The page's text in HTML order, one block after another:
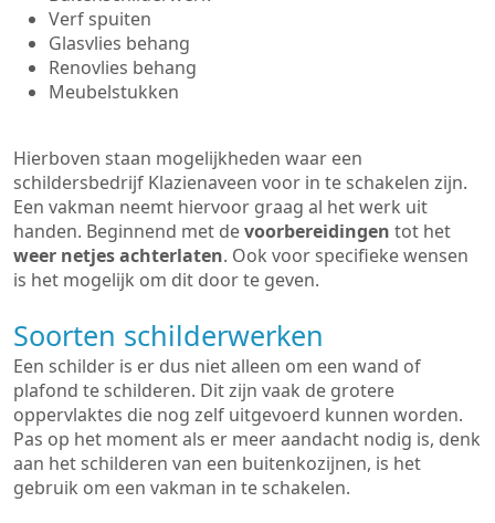
Verf spuiten
Glasvlies behang
Renovlies behang
Meubelstukken
Hierboven staan mogelijkheden waar een
schildersbedrijf Klazienaveen voor in te schakelen zijn.
Een vakman neemt hiervoor graag al het werk uit
handen. Beginnend met devoorbereidingen tot het
weer netjes achterlaten. Ook voor specifieke wensen
is het mogelijk om dit door te geven.
Soorten schilderwerken
Een schilder is er dus niet alleen om een wand of
plafond te schilderen. Dit zijn vaak de grotere
oppervlaktes die nog zelf uitgevoerd kunnen worden.
Pas op het moment als er meer aandacht nodig is, denk
aan het schilderen van een buitenkozijnen, is het
gebruik om een vakman in te schakelen.